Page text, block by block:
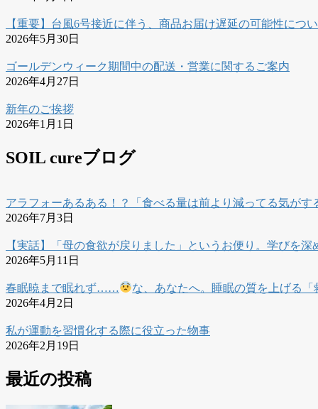
【重要】台風6号接近に伴う、商品お届け遅延の可能性につ
2026年5月30日
ゴールデンウィーク期間中の配送・営業に関するご案内
2026年4月27日
新年のご挨拶
2026年1月1日
SOIL cureブログ
アラフォーあるある！？「食べる量は前より減ってる気が
2026年7月3日
【実話】「母の食欲が戻りました」というお便り。学びを
2026年5月11日
春眠暁まで眠れず……
な、あなたへ。睡眠の質を上げる
2026年4月2日
私が運動を習慣化する際に役立った物事
2026年2月19日
最近の投稿